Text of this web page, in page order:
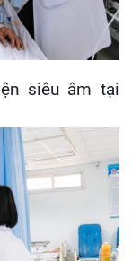
đặt ống
thần,
đoán:
tắc
kín,
tháo